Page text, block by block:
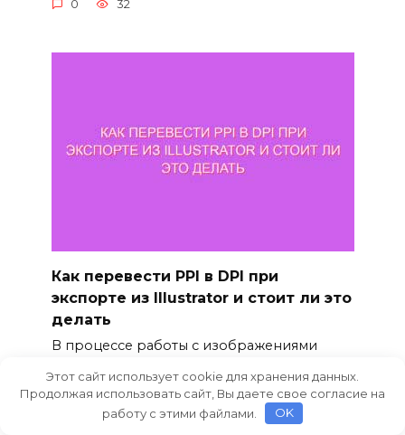
0 32
Как перевести PPI в DPI при
экспорте из Illustrator и стоит ли это
делать
В процессе работы с изображениями
0 26
Этот сайт использует cookie для хранения данных.
Продолжая использовать сайт, Вы даете свое согласие на
работу с этими файлами.
OK